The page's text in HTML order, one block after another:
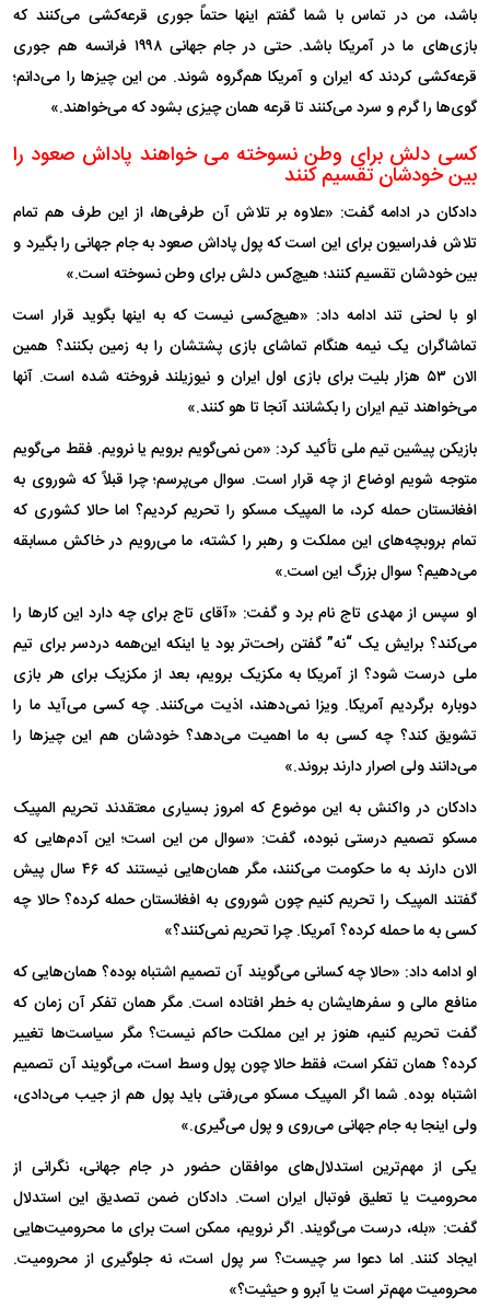
باشد، من در تماس با شما گفتم اینها حتماً جوری قرعه‌کشی می‌کنند که
بازی‌های ما در آمریکا باشد. حتی در جام جهانی ۱۹۹۸ فرانسه هم جوری
قرعه‌کشی کردند که ایران و آمریکا هم‌گروه شوند. من این چیزها را می‌دانم؛
گوی‌ها را گرم و سرد می‌کنند تا قرعه همان چیزی بشود که می‌خواهند.»
کسی دلش برای وطن نسوخته می خواهند پاداش صعود را
بین خودشان تقسیم کنند
دادکان در ادامه گفت: «علاوه بر تلاش آن طرفی‌ها، از این طرف هم تمام
تلاش فدراسیون برای این است که پول پاداش صعود به جام جهانی را بگیرد و
بین خودشان تقسیم کنند؛ هیچ‌کس دلش برای وطن نسوخته است.»
او با لحنی تند ادامه داد: «هیچ‌کسی نیست که به اینها بگوید قرار است
تماشاگران یک نیمه هنگام تماشای بازی پشتشان را به زمین بکنند؟ همین
الان ۵۳ هزار بلیت برای بازی اول ایران و نیوزیلند فروخته شده است. آنها
می‌خواهند تیم ایران را بکشانند آنجا تا هو کنند.»
بازیکن پیشین تیم ملی تأکید کرد: «من نمی‌گویم برویم یا نرویم. فقط می‌گویم
متوجه شویم اوضاع از چه قرار است. سوال می‌پرسم؛ چرا قبلاً که شوروی به
افغانستان حمله کرد، ما المپیک مسکو را تحریم کردیم؟ اما حالا کشوری که
تمام بروبچه‌های این مملکت و رهبر را کشته، ما می‌رویم در خاکش مسابقه
می‌دهیم؟ سوال بزرگ این است.»
او سپس از مهدی تاج نام برد و گفت: «آقای تاج برای چه دارد این کارها را
می‌کند؟ برایش یک “نه” گفتن راحت‌تر بود یا اینکه این‌همه دردسر برای تیم
ملی درست شود؟ از آمریکا به مکزیک برویم، بعد از مکزیک برای هر بازی
دوباره برگردیم آمریکا. ویزا نمی‌دهند، اذیت می‌کنند. چه کسی می‌آید ما را
تشویق کند؟ چه کسی به ما اهمیت می‌دهد؟ خودشان هم این چیزها را
می‌دانند ولی اصرار دارند بروند.»
دادکان در واکنش به این موضوع که امروز بسیاری معتقدند تحریم المپیک
مسکو تصمیم درستی نبوده، گفت: «سوال من این است؛ این آدم‌هایی که
الان دارند به ما حکومت می‌کنند، مگر همان‌هایی نیستند که ۴۶ سال پیش
گفتند المپیک را تحریم کنیم چون شوروی به افغانستان حمله کرده؟ حالا چه
کسی به ما حمله کرده؟ آمریکا. چرا تحریم نمی‌کنند؟»
او ادامه داد: «حالا چه کسانی می‌گویند آن تصمیم اشتباه بوده؟ همان‌هایی که
منافع مالی و سفرهایشان به خطر افتاده است. مگر همان تفکر آن زمان که
گفت تحریم کنیم، هنوز بر این مملکت حاکم نیست؟ مگر سیاست‌ها تغییر
کرده؟ همان تفکر است، فقط حالا چون پول وسط است، می‌گویند آن تصمیم
اشتباه بوده. شما اگر المپیک مسکو می‌رفتی باید پول هم از جیب می‌دادی،
ولی اینجا به جام جهانی می‌روی و پول می‌گیری.»
یکی از مهم‌ترین استدلال‌های موافقان حضور در جام جهانی، نگرانی از
محرومیت یا تعلیق فوتبال ایران است. دادکان ضمن تصدیق این استدلال
گفت: «بله، درست می‌گویند. اگر نرویم، ممکن است برای ما محرومیت‌هایی
ایجاد کنند. اما دعوا سر چیست؟ سر پول است، نه جلوگیری از محرومیت.
محرومیت مهم‌تر است یا آبرو و حیثیت؟»